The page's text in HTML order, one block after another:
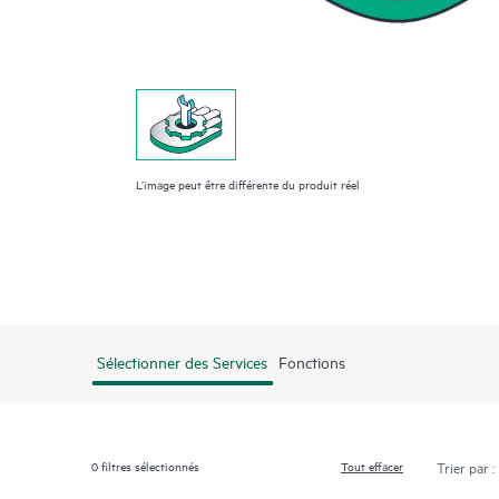
L’image peut être différente du produit réel
Sélectionner des Services Fonctions
0filtres sélectionnés Tout effacer Trier par :